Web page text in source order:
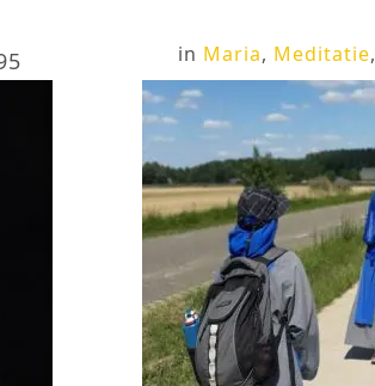
in Maria, Meditatie,